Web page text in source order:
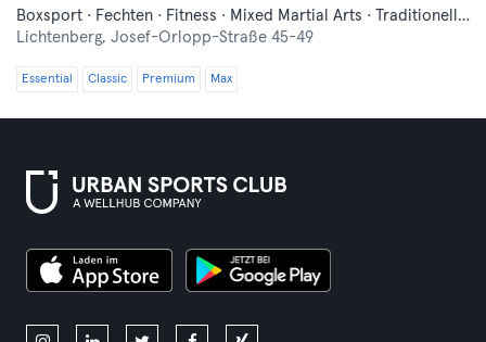
Boxsport · Fechten · Fitness · Mixed Martial Arts · Traditionell-Asiatische Kampfkünste
Lichtenberg, Josef-Orlopp-Straße 45-49
Essential Classic Premium Max